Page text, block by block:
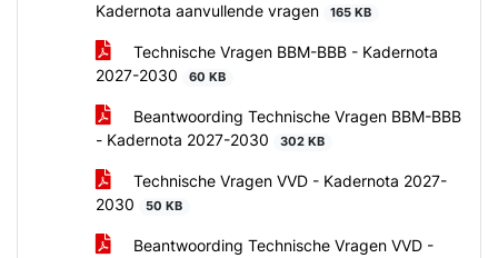
Kadernota aanvullende vragen
165 KB
Technische Vragen BBM-BBB - Kadernota
2027-2030
60 KB
Beantwoording Technische Vragen BBM-BBB
- Kadernota 2027-2030
302 KB
Technische Vragen VVD - Kadernota 2027-
2030
50 KB
Beantwoording Technische Vragen VVD -